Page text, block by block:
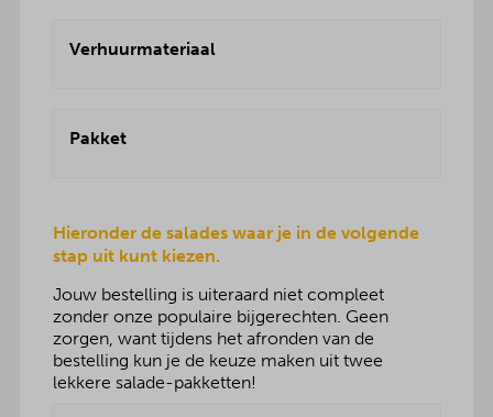
Verhuurmateriaal
Pakket
Hieronder de salades waar je in de volgende
stap uit kunt kiezen.
Jouw bestelling is uiteraard niet compleet
zonder onze populaire bijgerechten. Geen
zorgen, want tijdens het afronden van de
bestelling kun je de keuze maken uit twee
lekkere salade-pakketten!